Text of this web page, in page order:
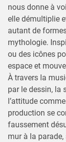
nous donne à
elle démultiplie
autant de
mythologie.
ou des icônes
espace et
À travers la
par le dessin, la
l’attitude
production se
faussement
mur à la